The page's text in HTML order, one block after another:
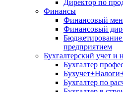
Директор по
Финансы
Финансовый
Финансовый
Бюджетирование
предприятием
Бухгалтерский учет и
Бухгалтер
Бухгалтер по